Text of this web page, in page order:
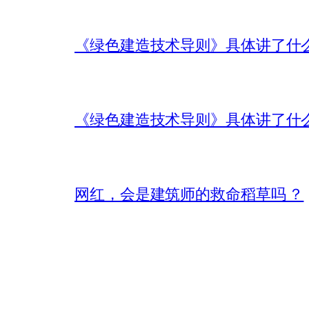
《绿色建造技术导则》具体讲了什
《绿色建造技术导则》具体讲了什
网红，会是建筑师的救命稻草吗 ？